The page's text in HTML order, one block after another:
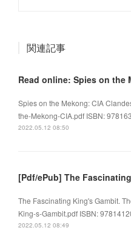
関連記事
Spies on the Mekong: CIA
the-Mekong-CIA.pdf ISBN:
2022.05.12 08:50
The Fascinating King's Gambit.
King-s-Gambit.pdf ISBN:
2022.05.12 08:49